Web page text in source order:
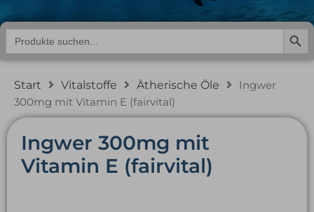
Search
for:
Search
Start Vitalstoffe Ätherische Öle
Ingwer
300mg mit Vitamin E (fairvital)
Ingwer 300mg mit
Vitamin E (fairvital)